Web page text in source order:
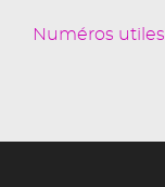
Numéros utiles